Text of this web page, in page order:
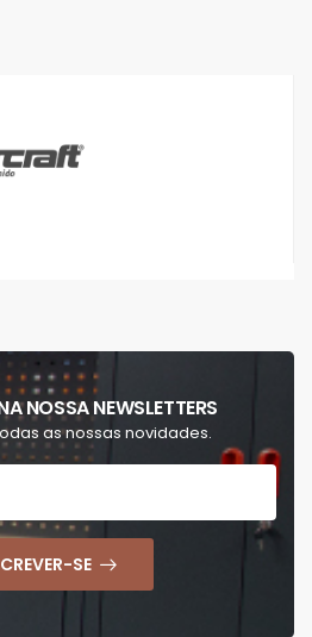
NOSSA NEWSLETTERS
as nossas novidades.
SE